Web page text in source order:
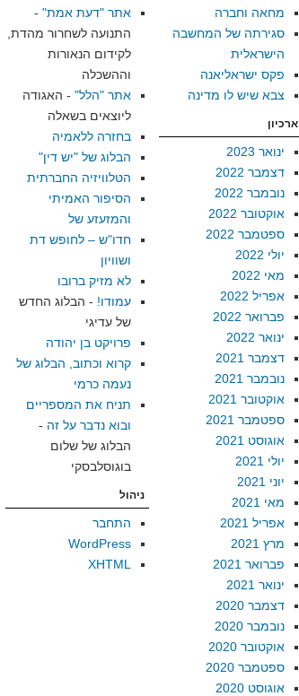
מחאה וחברה
סגירתה של המחשבה
הישראלית
פקס ישראליאנה
צבא שיש לו מדינה
ארכיון
ינואר 2023
דצמבר 2022
נובמבר 2022
אוקטובר 2022
ספטמבר 2022
יולי 2022
מאי 2022
אפריל 2022
פברואר 2022
ינואר 2022
דצמבר 2021
נובמבר 2021
אוקטובר 2021
ספטמבר 2021
אוגוסט 2021
יולי 2021
יוני 2021
מאי 2021
אפריל 2021
מרץ 2021
פברואר 2021
ינואר 2021
דצמבר 2020
נובמבר 2020
אוקטובר 2020
ספטמבר 2020
אוגוסט 2020
אתר "דעת אמת" -
התנועה לשחרור מהדת,
לקידום הנאורות
וההשכלה
אתר "הלל" - האגודה
ליוצאים בשאלה
בחזרה ללאמיה
הבלוג של "יש דין"
הטלוויזיה החברתית
הסיפור האמיתי
והמזעזע של
חדו"ש – לחופש דת
ושוויון
לא מזיק ברובו
עמודו! - הבלוג החדש
של עדיגי
פרויקט בן יהודה
קרוא וכתוב, הבלוג של
נעמה כרמי
תניח את המספריים
ובוא נדבר על זה -
הבלוג של שלום
בוגוסלבסקי
ניהול
התחבר
WordPress
XHTML